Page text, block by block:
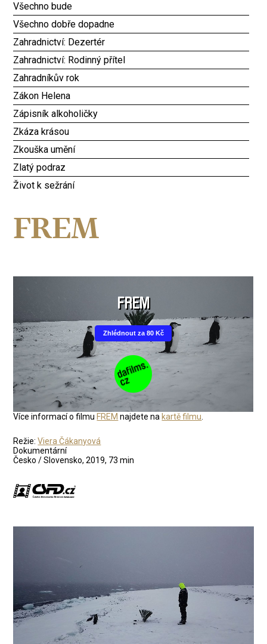
Všechno bude
Všechno dobře dopadne
Zahradnictví: Dezertér
Zahradnictví: Rodinný přítel
Zahradníkův rok
Zákon Helena
Zápisník alkoholičky
Zkáza krásou
Zkouška umění
Zlatý podraz
Život k sežrání
FREM
Více informací o filmu FREM najdete na kartě filmu
Režie:Viera Čákanyová
Dokumentární
Česko / Slovensko, 2019, 73 min